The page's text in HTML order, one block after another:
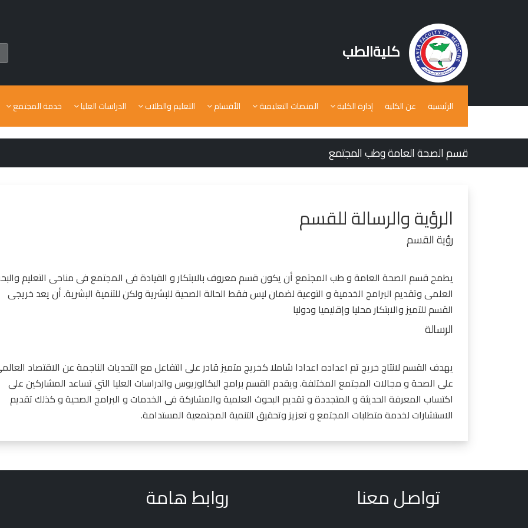
كليةالطب
الرئيسية عن الكلية إدارة الكلية المنصات التعليمية الأقسام التعليم والطلاب الدراسات العليا خدمة المجتمع
قسم الصحة العامة وطب المجتمع
الرؤية والرسالة للقسم
رؤية القسم
يطمح قسم الصحة العامة و طب المجتمع أن يكون قسم معروف بالابتكار و القيادة فى المجتمع فى مناحى التعليم
العلمى وتقديم البرامج الخدمية و التوعية لضمان ليس فقط الحالة الصحية للبشرية ولكن للتنمية البشرية. أن يعد خريجى
القسم للتميز والابتكار محليا وإقليميا ودوليا
الرسالة
يهدف القسم لانتاج خريج تم اعداده اعدادا شاملا كخريج متميز قادر على التفاعل مع التحديات الناجمة عن الاقتصاد
على الصحة و مجالات المجتمع المختلفة. ويقدم القسم برامج البكالوريوس والدراسات العليا التي تساعد المشاركين على
اكتساب المعرفة الحديثة و المتجددة و تقديم البحوث العلمية والمشاركة فى الخدمات و البرامج الصحية و كذلك تقديم
الاستشارات لخدمة متطلبات المجتمع و تعزيز وتحقيق التنمية المجتمعية المستدامة.
تواصل معنا روابط هامة